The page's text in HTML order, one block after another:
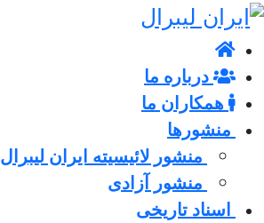
درباره ما
همکاران ما
منشورها
منشور لائیسیته ایران لیبرال
منشور آزادی
اسناد تاریخی